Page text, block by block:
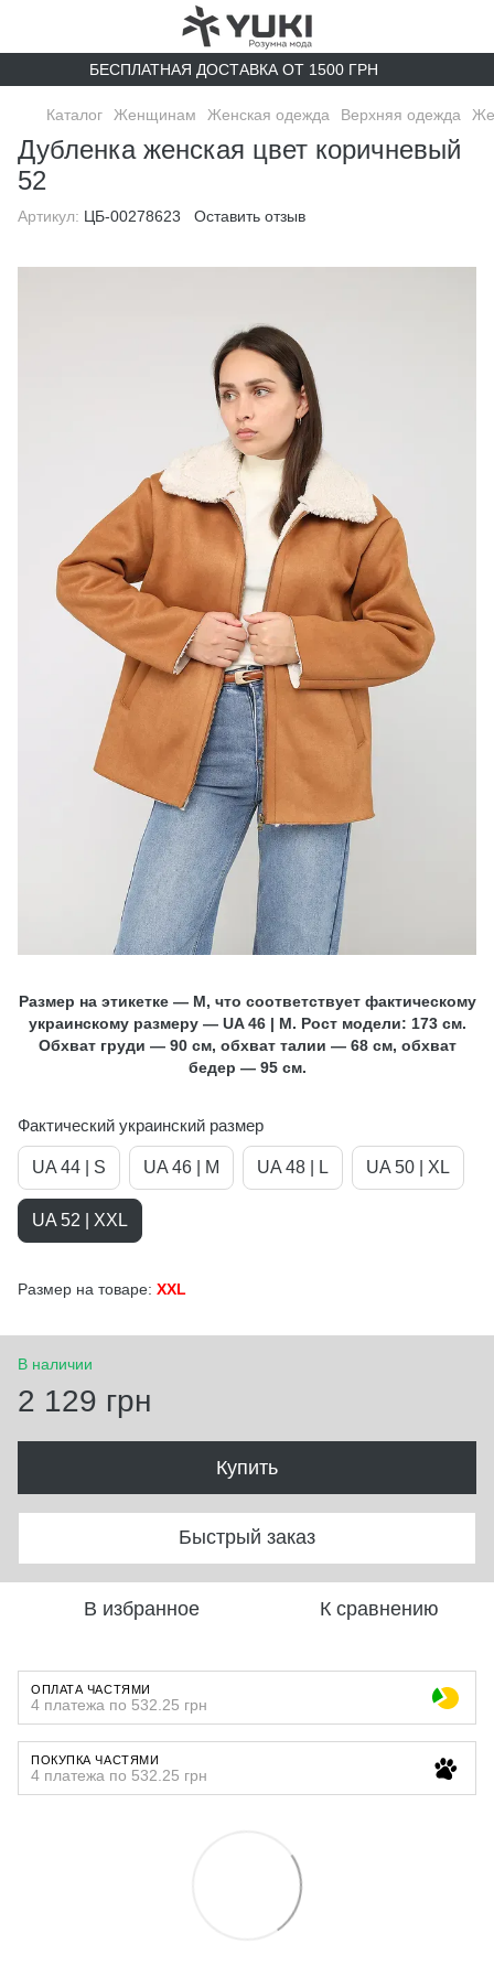
БЕСПЛАТНАЯ ДОСТАВКА ОТ 1500 ГРН
Каталог Женщинам Женская одежда Верхняя одежда
Дубленка женская цвет коричневый
52
Артикул: ЦБ-00278623 Оставить отзыв
Размер на этикетке — М, что соответствует фактическому
украинскому размеру — UA 46 | М. Рост модели: 173 см.
Обхват груди — 90 см, обхват талии — 68 см, обхват
бедер — 95 см.
Фактический украинский размер
UA 44 | S UA 46 | M UA 48 | L UA 50 | XL
UA 52 | XXL
Размер на товаре: XXL
В наличии
2 129 грн
Купить
Быстрый заказ
В избранное К сравнению
ОПЛАТА ЧАСТЯМИ
4 платежа по 532.25 грн
ПОКУПКА ЧАСТЯМИ
4 платежа по 532.25 грн